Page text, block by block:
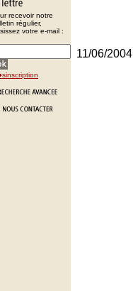
recevoir notre
régulier,
votre e-mail :
11/06/2004